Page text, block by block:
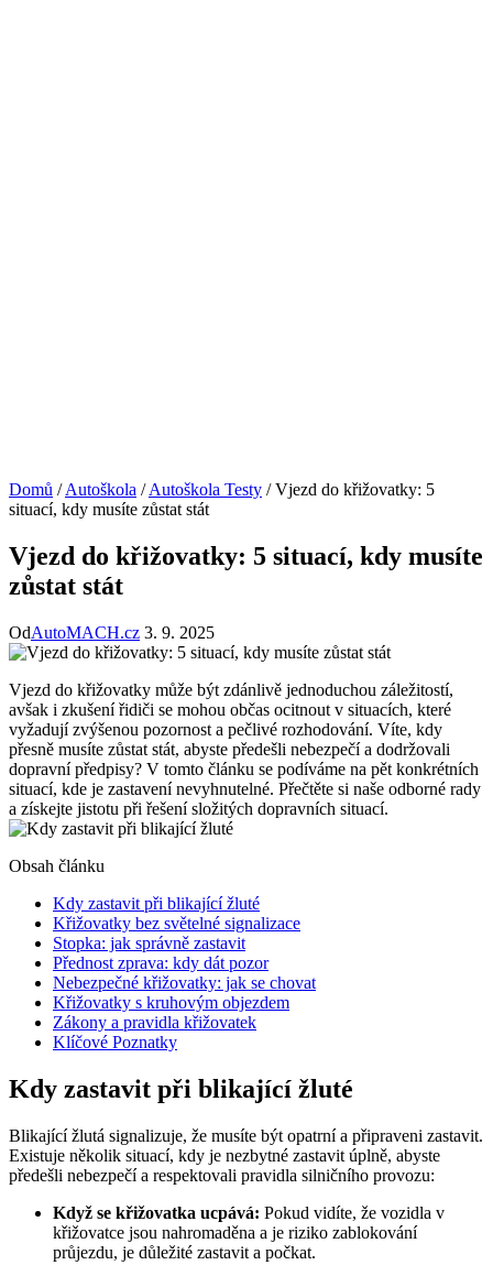
Domů / Autoškola / Autoškola Testy / Vjezd do křižovatky: 5
situací, kdy musíte zůstat stát
Vjezd do křižovatky: 5 situací, kdy musíte
zůstat stát
OdAutoMACH.cz 3. 9. 2025
Vjezd do křižovatky může být zdánlivě jednoduchou záležitostí,
avšak i zkušení řidiči se mohou občas ocitnout v situacích, které
vyžadují zvýšenou pozornost a pečlivé rozhodování. Víte, kdy
přesně musíte zůstat stát, abyste předešli nebezpečí a dodržovali
dopravní předpisy? V tomto článku se podíváme na pět konkrétních
situací, kde je zastavení nevyhnutelné. Přečtěte si naše odborné rady
a získejte jistotu při řešení složitých dopravních situací.
Obsah článku
Kdy zastavit při blikající žluté
Křižovatky bez světelné signalizace
Stopka: jak správně zastavit
Přednost zprava: kdy dát pozor
Nebezpečné křižovatky: jak se chovat
Křižovatky s kruhovým objezdem
Zákony a pravidla křižovatek
Klíčové Poznatky
Kdy zastavit při blikající žluté
Blikající žlutá signalizuje, že musíte být opatrní a připraveni zastavit.
Existuje několik situací, kdy je nezbytné zastavit úplně, abyste
předešli nebezpečí a respektovali pravidla silničního provozu:
Když se křižovatka ucpává: Pokud vidíte, že vozidla v
křižovatce jsou nahromaděna a je riziko zablokování
průjezdu, je důležité zastavit a počkat.